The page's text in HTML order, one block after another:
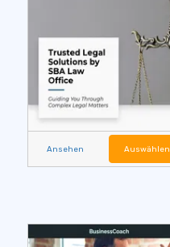
Ansehen Auswählen